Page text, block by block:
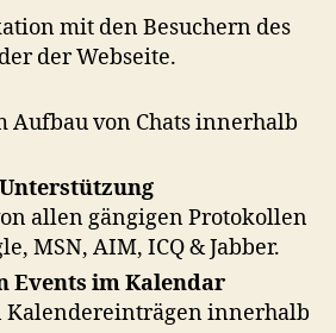
mit den Besuchern des
der Webseite.
Aufbau von Chats innerhalb
allen gängigen Protokollen
MSN, AIM, ICQ & Jabber.
Events im Kalendar
Kalendereinträgen innerhalb